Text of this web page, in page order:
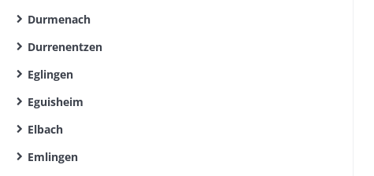
Durmenach
Durrenentzen
Eglingen
Eguisheim
Elbach
Emlingen